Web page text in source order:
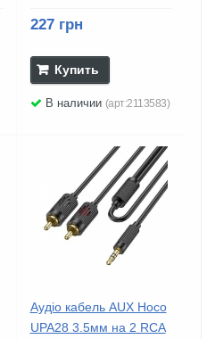
227 грн
Купить
В наличии (арт:2113583)
Аудіо кабель AUX Hoco
UPA28 3.5мм на 2 RCA